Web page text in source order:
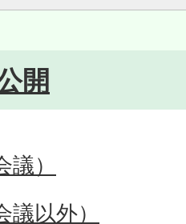
開
）
以外）